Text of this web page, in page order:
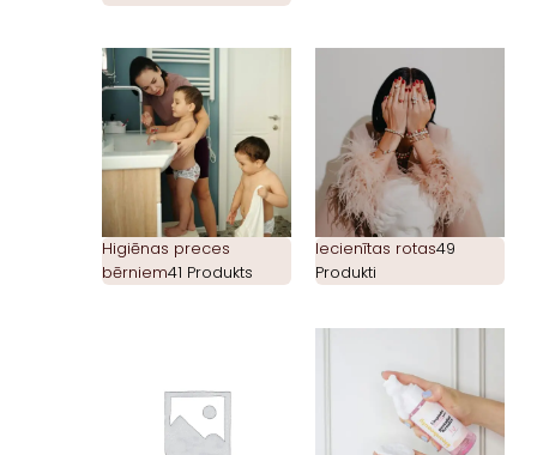
Higiēnas preces
bērniem41 Produkts
Iecienītas rotas49
Produkti